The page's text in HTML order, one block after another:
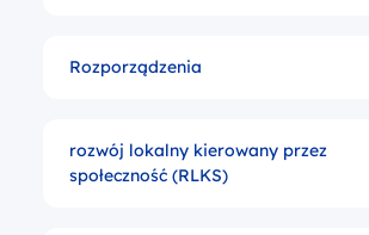
Rozporządzenia
Są formą stanowienia prawa
rozwój lokalny kierowany przez
społeczność (RLKS)
Metodologa rozwoju lokalnego,